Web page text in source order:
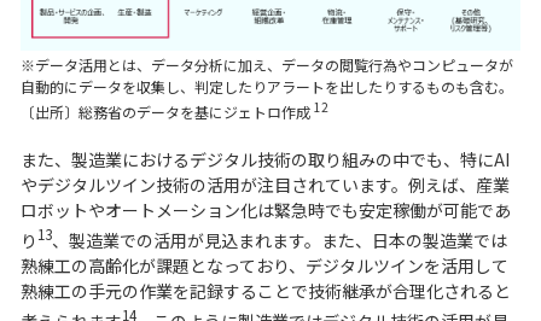
※データ活用とは、データ分析に加え、データの閲覧行為やコンピュータが
自動的にデータを収集し、判定したりアラートを出したりするものも含む。
〔出所〕総務省のデータを基にジェトロ作成 12
また、製造業におけるデジタル技術の取り組みの中でも、特にAI
やデジタルツイン技術の活用が注目されています。例えば、産業
ロボットやオートメーション化は緊急時でも安定稼働が可能であ
り 13、製造業での活用が見込まれます。また、日本の製造業では
熟練工の高齢化が課題となっており、デジタルツインを活用して
熟練工の手元の作業を記録することで技術継承が合理化されると
14